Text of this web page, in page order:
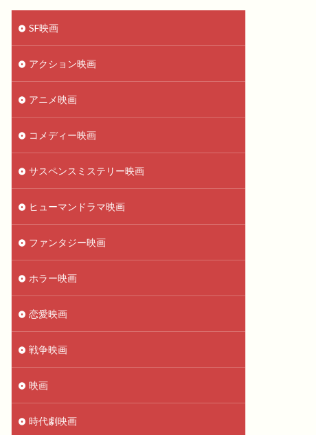
SF映画
アクション映画
アニメ映画
コメディー映画
サスペンスミステリー映画
ヒューマンドラマ映画
ファンタジー映画
ホラー映画
恋愛映画
戦争映画
映画
時代劇映画